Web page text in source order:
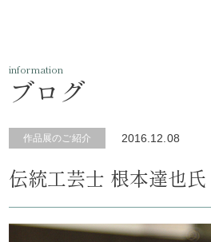
information
ブログ
作品展のご紹介 2016.12.08
伝統工芸士 根本達也